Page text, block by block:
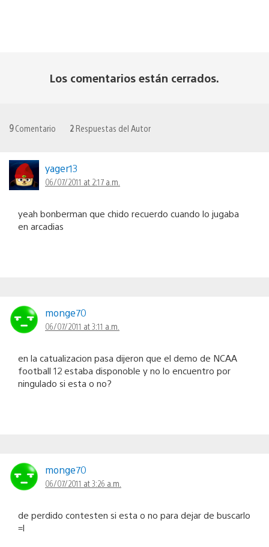
Los comentarios están cerrados.
9Comentario 2 Respuestas del Autor
yager13
06/07/2011 at 2:17 a.m.
yeah bonberman que chido recuerdo cuando lo jugaba
en arcadias
monge70
06/07/2011 at 3:11 a.m.
en la catualizacion pasa dijeron que el demo de NCAA
football 12 estaba disponoble y no lo encuentro por
ningulado si esta o no?
monge70
06/07/2011 at 3:26 a.m.
de perdido contesten si esta o no para dejar de buscarlo
=l